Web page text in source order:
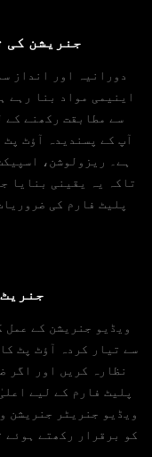
جنریشن کی
دورانیہ اور انداز
اینیمی مواد بنا رہے
سے مطابقت رکھنے کے
ہے۔ ریزولوشن،
تاکہ یہ یقینی بنایا
پلیٹ فارم کی
نظارہ کریں اور اگر
پلیٹ فارم کے لیے
کو برقرار رکھتے ہوئے